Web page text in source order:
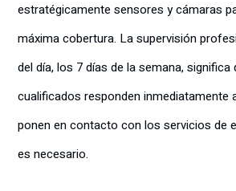
estratégicamente sensores y cámaras
máxima cobertura. La supervisión
del día, los 7 días de la semana,
cualificados responden inmediatamente
ponen en contacto con los servicios de
es necesario.